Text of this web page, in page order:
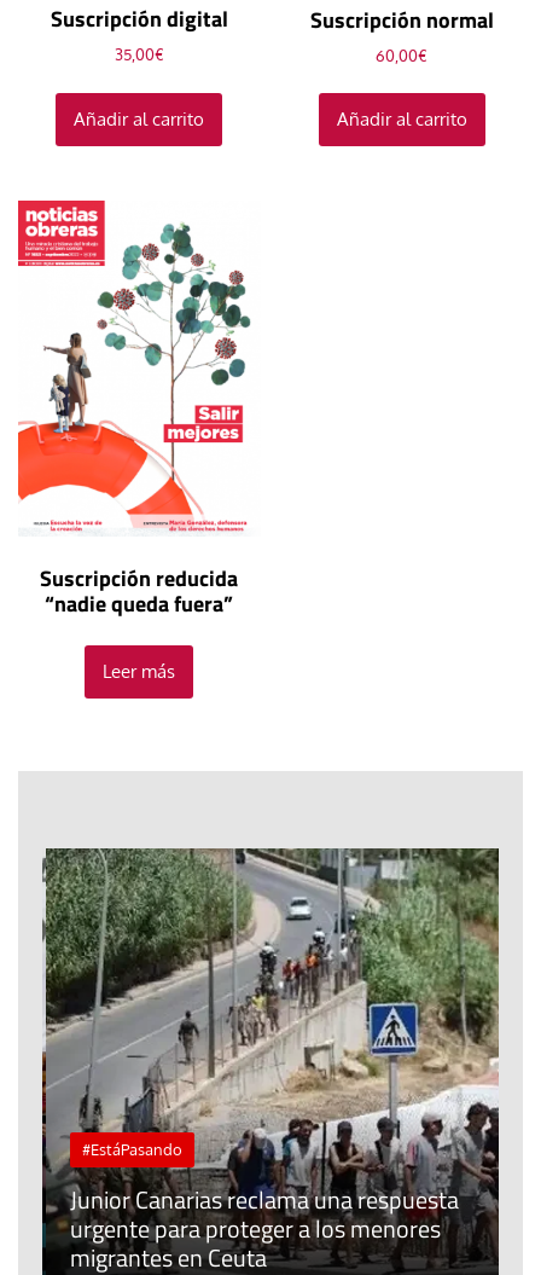
Suscripción digital
35,00€
Añadir al carrito
Suscripción normal
60,00€
Añadir al carrito
Suscripción reducida
“nadie queda fuera”
Leer más
#EstáPasando
Junior Canarias reclama una respuesta
urgente para proteger a los menores
migrantes en Ceuta